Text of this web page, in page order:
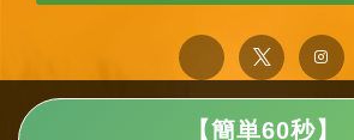
【簡単60秒】